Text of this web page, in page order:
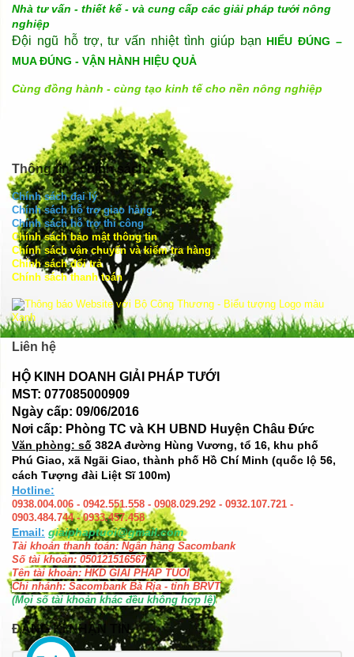
Nhà tư vấn - thiết kế - và cung cấp các giải pháp tưới nông
nghiệp
Đội ngũ hỗ trợ, tư vấn nhiệt tình giúp bạn HIỂU ĐÚNG –
MUA ĐÚNG - VẬN HÀNH HIỆU QUẢ
Cùng đồng hành - cùng tạo kinh tế cho nền nông nghiệp
Thông tin - chính sách
Chính sách đại lý
Chính sách hỗ trợ giao hàng
Chính sách hỗ trợ thi công
Chính sách bảo mật thông tin
Chính sách vận chuyển và kiểm tra hàng
Chính sách đổi trả
Chính sách thanh toán
Liên hệ
HỘ KINH DOANH GIẢI PHÁP TƯỚI
MST: 077085000909
Ngày cấp: 09/06/2016
Nơi cấp: Phòng TC và KH UBND Huyện Châu Đức
Văn phòng: số 382A đường Hùng Vương, tổ 16, khu phố
Phú Giao, xã Ngãi Giao, thành phố Hồ Chí Minh (quốc lộ 56,
cách Tượng đài Liệt Sĩ 100m)
Hotline:
0938.004.006 - 0942.551.558 - 0908.029.292 - 0932.107.721 -
0903.484.744 - 0933.457.458
Email: giaiphaptuoi@gmail.com
Tài khoản thanh toán: Ngân hàng Sacombank
Số tài khoản: 050121516567
Tên tài khoản: HKD GIAI PHAP TUOI
Chi nhánh: Sacombank Bà Rịa - tỉnh BRVT
(Mọi số tài khoản khác đều không hợp lệ)
ĐĂNG KÍ NHẬN TIN